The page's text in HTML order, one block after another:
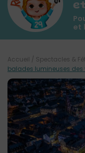
et
Accueil / Spectacles &
balades lumineuses des